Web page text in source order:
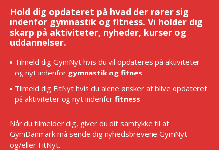
Hold dig opdateret på hvad der rører sig
indenfor gymnastik og fitness. Vi holder dig
skarp på aktiviteter, nyheder, kurser og
uddannelser.
Tilmeld dig GymNyt hvis du vil opdateres på aktiviteter
og nyt indenfor gymnastik og fitnes
Tilmeld dig FitNyt hvis du alene ønsker at blive opdateret
på aktiviteter og nyt indenfor fitness
Når du tilmelder dig, giver du dit samtykke til at
GymDanmark må sende dig nyhedsbrevene GymNyt
og/eller FitNyt.